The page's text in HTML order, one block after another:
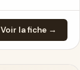
Voir la fiche →